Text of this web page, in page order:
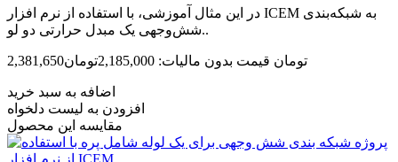
در این مثال آموزشی، با استفاده از نرم افزار ICEM به شبکه‌بندی
شش‌وجهی یک مبدل حرارتی دو لو..
2,381,650تومان قیمت بدون مالیات: 2,185,000تومان
اضافه به سبد خرید
افزودن به لیست دلخواه
مقایسه این محصول